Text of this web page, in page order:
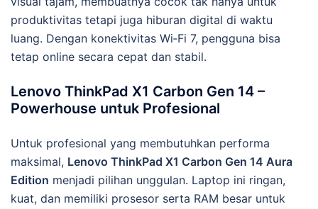
produktivitas tetapi juga hiburan digital di waktu
luang. Dengan konektivitas Wi‑Fi 7, pengguna bisa
tetap online secara cepat dan stabil.
Lenovo ThinkPad X1 Carbon Gen 14 –
Powerhouse untuk Profesional
Untuk profesional yang membutuhkan performa
maksimal, Lenovo ThinkPad X1 Carbon Gen 14 Aura
Edition menjadi pilihan unggulan. Laptop ini ringan,
kuat, dan memiliki prosesor serta RAM besar untuk